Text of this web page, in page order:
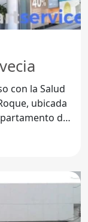
con la Salud
de